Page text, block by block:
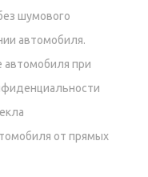
шумового
автомобиля.
автомобиля при
от прямых